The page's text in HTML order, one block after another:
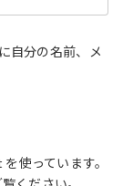
自分の名前、メ
使っています。